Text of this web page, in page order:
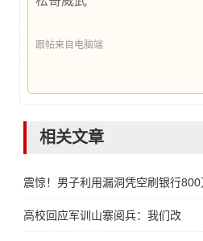
跟帖来自电脑端
相关文章
震惊！男子利用漏洞凭空刷银行800
高校回应军训山寨阅兵：我们改